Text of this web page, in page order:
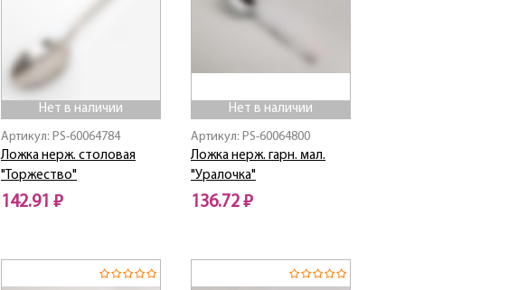
Нет в наличии
Артикул: PS-60064784
Ложка нерж. столовая
"Торжество"
142.91 ₽
Нет в наличии
Артикул: PS-60064800
Ложка нерж. гарн. мал.
"Уралочка"
136.72 ₽